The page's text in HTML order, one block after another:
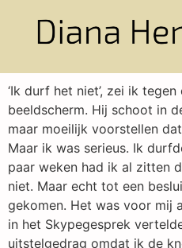
‘Ik durf het niet’, zei ik
beeldscherm. Hij schoot in
maar moeilijk voorstellen
Maar ik was serieus. Ik
paar weken had ik al zitten
niet. Maar echt tot een
gekomen. Het was voor mij
in het Skypegesprek
uitstelgedrag omdat ik de